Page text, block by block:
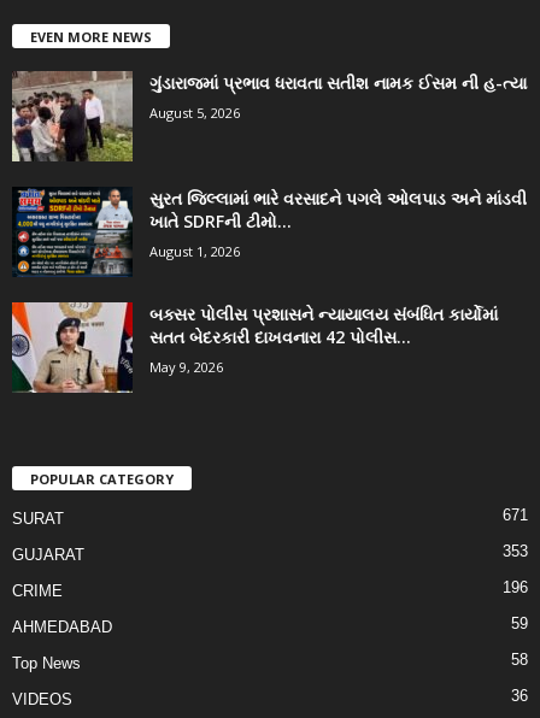
EVEN MORE NEWS
ગુંડારાજમાં પ્રભાવ ધરાવતા સતીશ નામક ઈસમ ની હ-ત્યા
August 5, 2026
સુરત જિલ્લામાં ભારે વરસાદને પગલે ઓલપાડ અને માંડવી
ખાતે SDRFની ટીમો...
August 1, 2026
બક્સર પોલીસ પ્રશાસને ન્યાયાલય સંબંધિત કાર્યોમાં
સતત બેદરકારી દાખવનારા 42 પોલીસ...
May 9, 2026
POPULAR CATEGORY
SURAT 671
GUJARAT 353
CRIME 196
AHMEDABAD 59
Top News 58
VIDEOS 36